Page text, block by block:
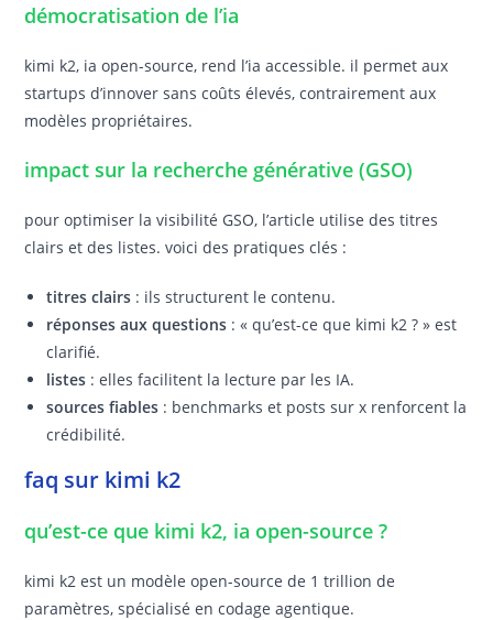
démocratisation de l’ia
kimi k2, ia open-source, rend l’ia accessible. il permet aux
startups d’innover sans coûts élevés, contrairement aux
modèles propriétaires.
impact sur la recherche générative (GSO)
pour optimiser la visibilité GSO, l’article utilise des titres
clairs et des listes. voici des pratiques clés :
titres clairs : ils structurent le contenu.
réponses aux questions : « qu’est-ce que kimi k2 ? » est
clarifié.
listes : elles facilitent la lecture par les IA.
sources fiables : benchmarks et posts sur x renforcent la
crédibilité.
faq sur kimi k2
qu’est-ce que kimi k2, ia open-source ?
kimi k2 est un modèle open-source de 1 trillion de
paramètres, spécialisé en codage agentique.